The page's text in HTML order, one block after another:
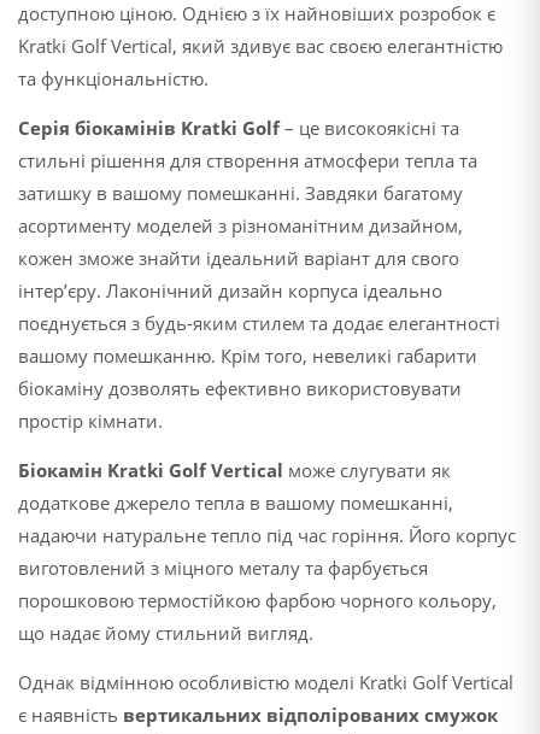
доступною ціною. Однією з їх найновіших розробок є
Kratki Golf Vertical, який здивує вас своєю елегантністю
та функціональністю.
Серія біокамінів Kratki Golf– це високоякісні та
стильні рішення для створення атмосфери тепла та
затишку в вашому помешканні. Завдяки багатому
асортименту моделей з різноманітним дизайном,
кожен зможе знайти ідеальний варіант для свого
інтер’єру. Лаконічний дизайн корпуса ідеально
поєднується з будь-яким стилем та додає елегантності
вашому помешканню. Крім того, невеликі габарити
біокаміну дозволять ефективно використовувати
простір кімнати.
Біокамін Kratki Golf Vertical може слугувати як
додаткове джерело тепла в вашому помешканні,
надаючи натуральне тепло під час горіння. Його корпус
виготовлений з міцного металу та фарбується
порошковою термостійкою фарбою чорного кольору,
що надає йому стильний вигляд.
Однак відмінною особливістю моделі Kratki Golf Vertical
є наявність вертикальних відполірованих смужок